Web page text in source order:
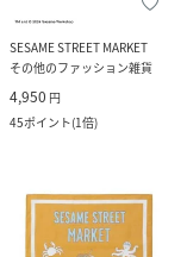
SESAME STREET MARKET
その他のファッション雑貨
4,950 円
45ポイント(1倍)